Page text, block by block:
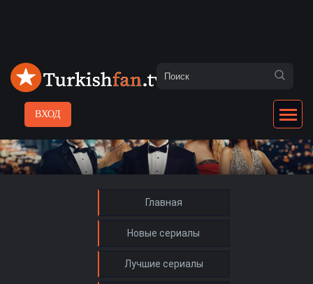
ВХОД
Главная
Новые сериалы
Лучшие сериалы